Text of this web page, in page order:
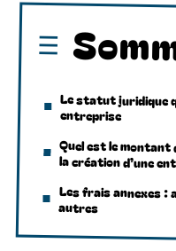
Le statut juridique
entreprise
Quel est le
la création d’une
Les frais annexes :
autres